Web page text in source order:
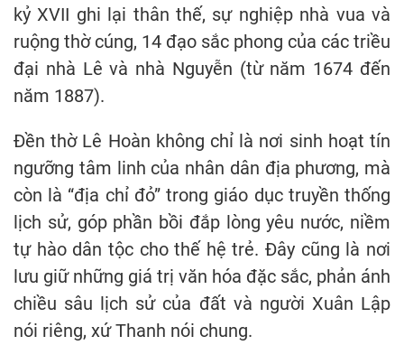
kỷ XVII ghi lại thân thế, sự nghiệp nhà vua và
ruộng thờ cúng, 14 đạo sắc phong của các triều
đại nhà Lê và nhà Nguyễn (từ năm 1674 đến
năm 1887).
Đền thờ Lê Hoàn không chỉ là nơi sinh hoạt tín
ngưỡng tâm linh của nhân dân địa phương, mà
còn là “địa chỉ đỏ” trong giáo dục truyền thống
lịch sử, góp phần bồi đắp lòng yêu nước, niềm
tự hào dân tộc cho thế hệ trẻ. Đây cũng là nơi
lưu giữ những giá trị văn hóa đặc sắc, phản ánh
chiều sâu lịch sử của đất và người Xuân Lập
nói riêng, xứ Thanh nói chung.